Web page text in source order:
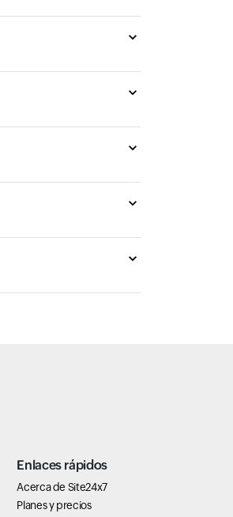
Enlaces rápidos
Acerca de Site24x7
Planes y precios